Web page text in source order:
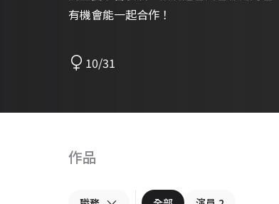
有機會能一起合作！
10/31
作品